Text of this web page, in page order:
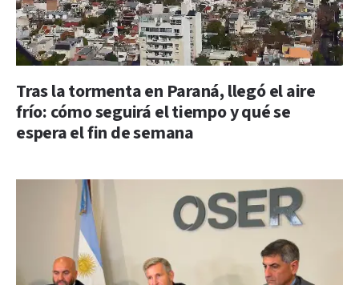
Tras la tormenta en Paraná, llegó el aire
frío: cómo seguirá el tiempo y qué se
espera el fin de semana